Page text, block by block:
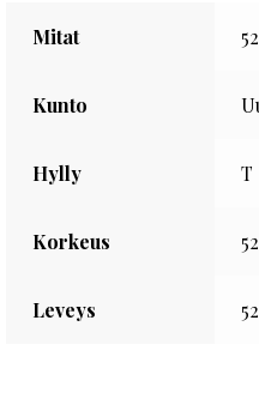
Mitat
Kunto
Hylly T
Korkeus 52
Leveys 52